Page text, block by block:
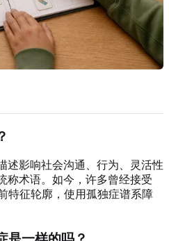
述影响社会沟通、行为、灵活性
称术语。如今，许多曾经接受
特征轮廓，使用孤独症谱系障